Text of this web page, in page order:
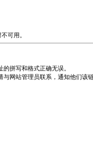
可用。
拼写和格式正确无误。
与网站管理员联系，通知他们该